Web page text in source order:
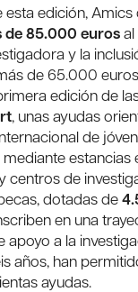
esta edición, Amics
de 85.000 euros
y la
de 65.000
edición de
, unas ayudas
de
estancias
centros de
dotadas de
en una
apoyo a la
años, han
ayudas.